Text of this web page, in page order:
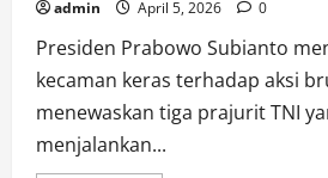
admin April 5, 2026 0
Presiden Prabowo Subianto
kecaman keras terhadap aksi
menewaskan tiga prajurit TNI
menjalankan...